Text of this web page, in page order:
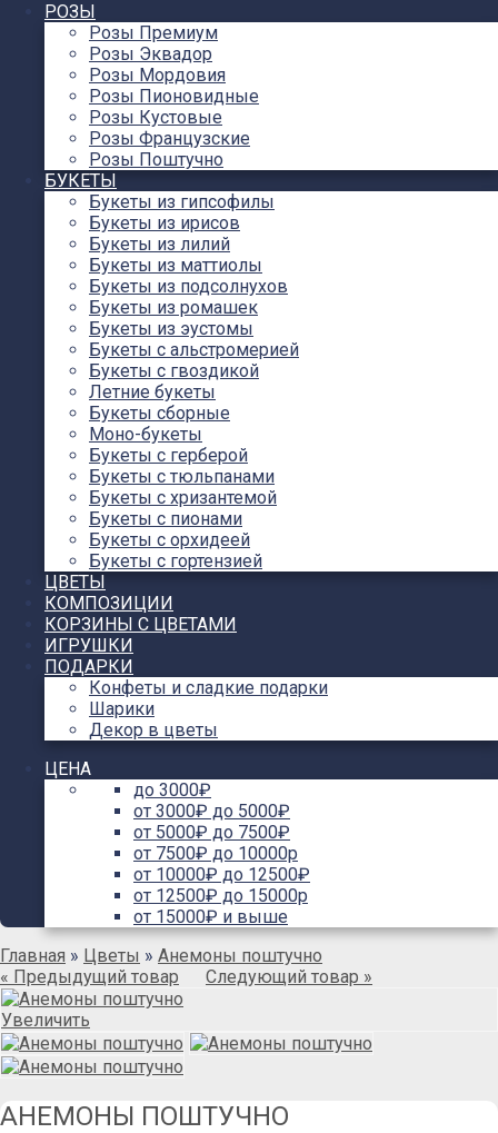
РОЗЫ
Розы Премиум
Розы Эквадор
Розы Мордовия
Розы Пионовидные
Розы Кустовые
Розы Французские
Розы Поштучно
БУКЕТЫ
Букеты из гипсофилы
Букеты из ирисов
Букеты из лилий
Букеты из маттиолы
Букеты из подсолнухов
Букеты из ромашек
Букеты из эустомы
Букеты с альстромерией
Букеты с гвоздикой
Летние букеты
Букеты сборные
Моно-букеты
Букеты с герберой
Букеты с тюльпанами
Букеты с хризантемой
Букеты с пионами
Букеты с орхидеей
Букеты с гортензией
ЦВЕТЫ
КОМПОЗИЦИИ
КОРЗИНЫ С ЦВЕТАМИ
ИГРУШКИ
ПОДАРКИ
Конфеты и сладкие подарки
Шарики
Декор в цветы
ЦЕНА
до 3000₽
от 3000₽ до 5000₽
от 5000₽ до 7500₽
от 7500₽ до 10000р
от 10000₽ до 12500₽
от 12500₽ до 15000р
от 15000₽ и выше
Главная » Цветы » Анемоны поштучно
« Предыдущий товар
Следующий товар »
Увеличить
АНЕМОНЫ ПОШТУЧНО